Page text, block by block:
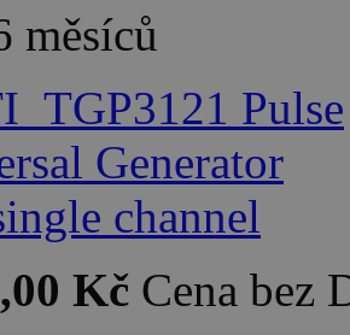
měsíců
Kč Cena bez